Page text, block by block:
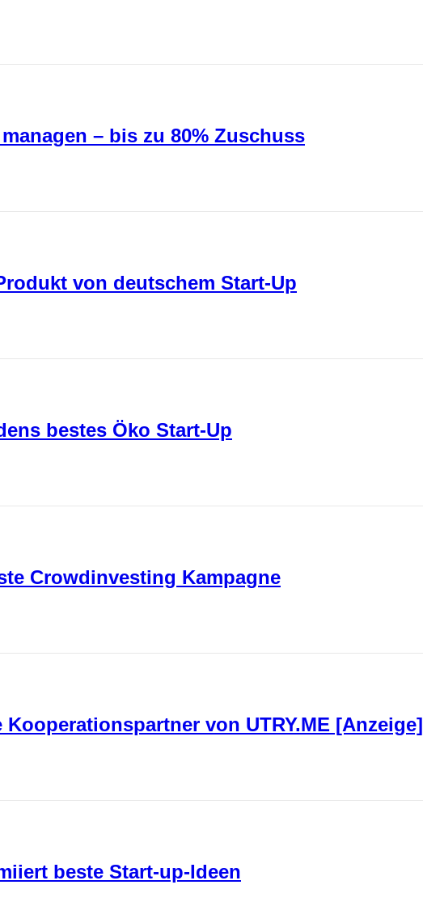
– bis zu 80% Zuschuss
von deutschem Start-Up
bestes Öko Start-Up
Crowdinvesting Kampagne
Kooperationspartner von UTRY.ME [Anzeige]
beste Start-up-Ideen